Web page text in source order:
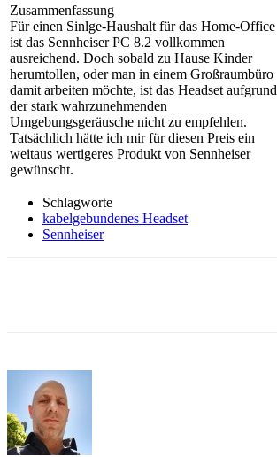
Zusammenfassung
Für einen Sinlge-Haushalt für das Home-Office
ist das Sennheiser PC 8.2 vollkommen
ausreichend. Doch sobald zu Hause Kinder
herumtollen, oder man in einem Großraumbüro
damit arbeiten möchte, ist das Headset aufgrund
der stark wahrzunehmenden
Umgebungsgeräusche nicht zu empfehlen.
Tatsächlich hätte ich mir für diesen Preis ein
weitaus wertigeres Produkt von Sennheiser
gewünscht.
Schlagworte
kabelgebundenes Headset
Sennheiser